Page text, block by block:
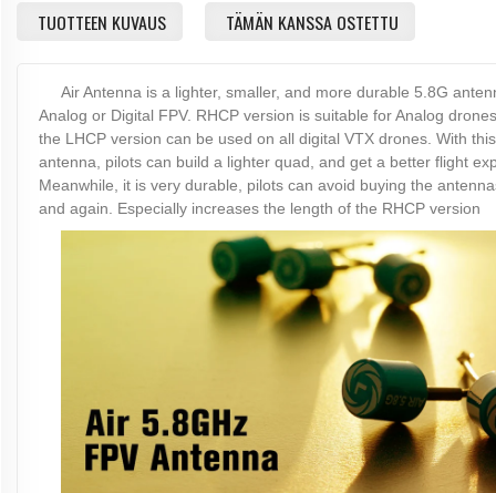
TUOTTEEN KUVAUS TÄMÄN KANSSA OSTETTU
Air Antenna is a lighter, smaller, and more durable 5.8G
Analog or Digital FPV. RHCP version is suitable for Analog
the LHCP version can be used on all digital VTX drones. With
antenna, pilots can build a lighter quad, and get a better flight
Meanwhile, it is very durable, pilots can avoid buying the
and again. Especially increases the length of the RHCP version